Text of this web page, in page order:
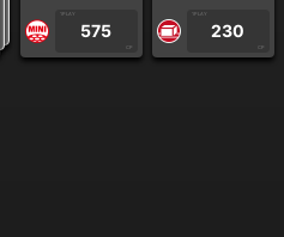
1PLAY
575
CP
1PLAY
230
CP